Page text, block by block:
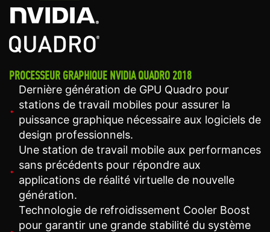
PROCESSEUR GRAPHIQUE NVIDIA QUADRO 2018
Dernière génération de GPU Quadro pour
stations de travail mobiles pour assurer la
puissance graphique nécessaire aux logiciels de
design professionnels.
Une station de travail mobile aux performances
sans précédents pour répondre aux
applications de réalité virtuelle de nouvelle
génération.
Technologie de refroidissement Cooler Boost
pour garantir une grande stabilité du système